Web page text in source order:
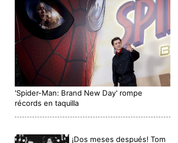
'Spider-Man: Brand New Day' rompe
récords en taquilla
¡Dos meses después! Tom